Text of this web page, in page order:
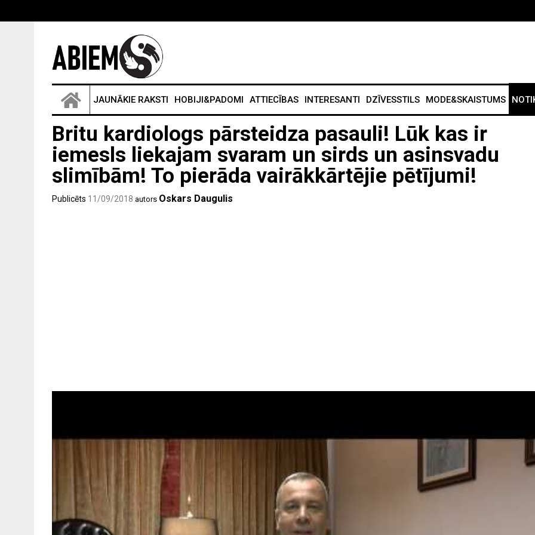
JAUNĀKIE RAKSTI HOBIJI&PADOMI ATTIECĪBAS INTERESANTI DZĪVESSTILS MODE&SKAISTUMS
Britu kardiologs pārsteidza pasauli! Lūk kas ir
iemesls liekajam svaram un sirds un asinsvadu
slimībām! To pierāda vairākkārtējie pētījumi!
Publicēts 11/09/2018 autors Oskars Daugulis